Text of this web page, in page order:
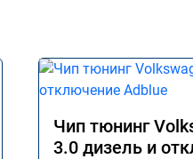
Чип тюнинг
3.0 дизель и